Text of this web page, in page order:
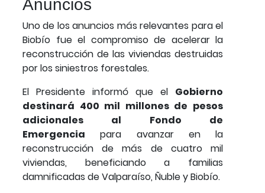
Anuncios
Uno de los anuncios más relevantes para el
Biobío fue el compromiso de acelerar la
reconstrucción de las viviendas destruidas
por los siniestros forestales.
El Presidente informó que el Gobierno
destinará 400 mil millones de pesos
adicionales al Fondo de
Emergencia para avanzar en la
reconstrucción de más de cuatro mil
viviendas, beneficiando a familias
damnificadas de Valparaíso, Ñuble y Biobío.